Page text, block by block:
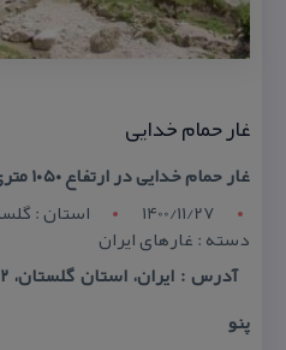
غار حمام خدایی
غار حمام خدایی در ارتفاع ۱۰۵۰ متری از سطح دریا قرار دارد
1400/11/27
استان :
دسته : غارهای ایران
پنو